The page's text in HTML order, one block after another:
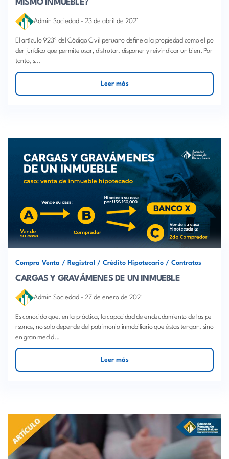
MISMO INMUEBLE?
Admin Sociedad - 23 de abril de 2021
El artículo 923º del Código Civil peruano define a la propiedad como el po
der jurídico que permite usar, disfrutar, disponer y reivindicar un bien. Por
tanto, s...
Leer más
Compra Venta / Registral / Crédito Hipotecario / Contratos
CARGAS Y GRAVÁMENES DE UN INMUEBLE
Admin Sociedad - 27 de enero de 2021
Es conocido que, en la práctica, la capacidad de endeudamiento de las pe
rsonas, no solo depende del patrimonio inmobiliario que éstas tengan, sino
en gran medid...
Leer más